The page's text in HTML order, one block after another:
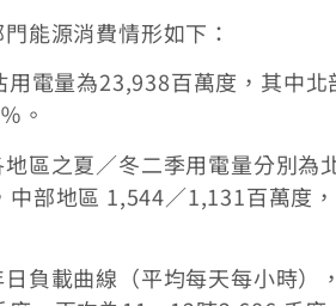
能源消費情形如下：
用電量為23,938百萬度，其中
。
區之夏／冬二季用電量分別
部地區 1,544／1,131百萬度
負載曲線（平均每天每小時